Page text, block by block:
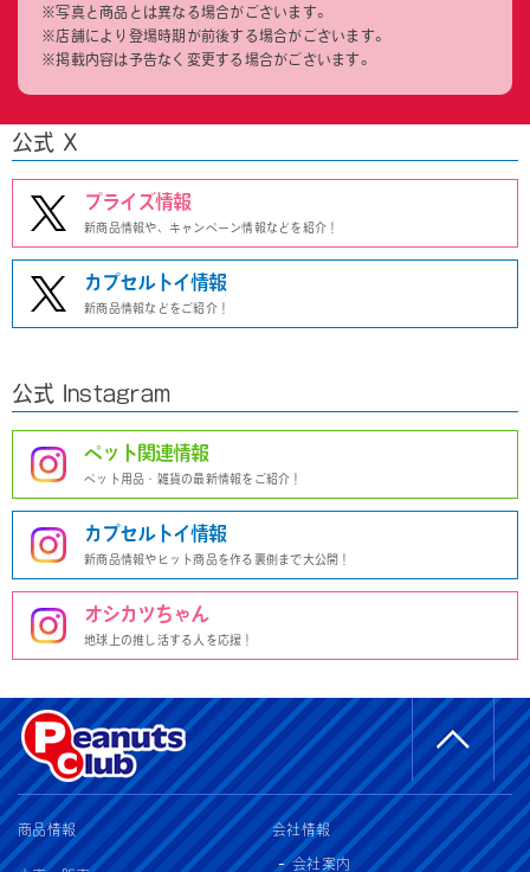
※写真と商品とは異なる場合がございます。
※店舗により登場時期が前後する場合がございます。
※掲載内容は予告なく変更する場合がございます。
公式 X
プライズ情報
新商品情報や、キャンペーン情報などを紹介！
カプセルトイ情報
新商品情報などをご紹介！
公式 Instagram
ペット関連情報
ペット用品・雑貨の最新情報をご紹介！
カプセルトイ情報
新商品情報やヒット商品を作る裏側まで大公開！
オシカツちゃん
地球上の推し活する人を応援！
商品情報 会社情報
会社案内